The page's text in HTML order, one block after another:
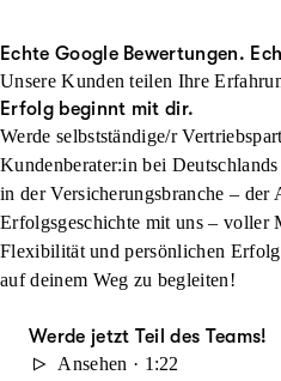
Echte Google Bewertungen.
Unsere Kunden teilen Ihre
Erfolg beginnt mit dir.
Werde selbstständige/r
Kundenberater:in bei
in der Versicherungsbranche –
Erfolgsgeschichte mit uns – voller
Flexibilität und persönlichen
auf deinem Weg zu begleiten!
Werde jetzt Teil des Teams!
Ansehen · 1:22